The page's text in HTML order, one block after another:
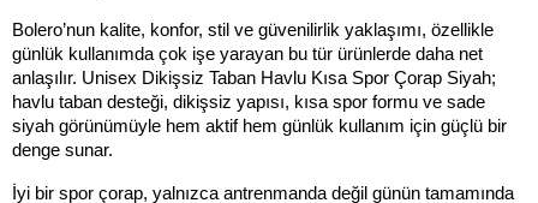
Bolero’nun kalite, konfor, stil ve güvenilirlik yaklaşımı, özellikle
günlük kullanımda çok işe yarayan bu tür ürünlerde daha net
anlaşılır. Unisex Dikişsiz Taban Havlu Kısa Spor Çorap Siyah;
havlu taban desteği, dikişsiz yapısı, kısa spor formu ve sade
siyah görünümüyle hem aktif hem günlük kullanım için güçlü bir
denge sunar.
İyi bir spor çorap, yalnızca antrenmanda değil günün tamamında